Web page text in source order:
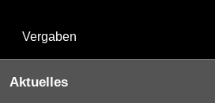
Vergaben
Aktuelles